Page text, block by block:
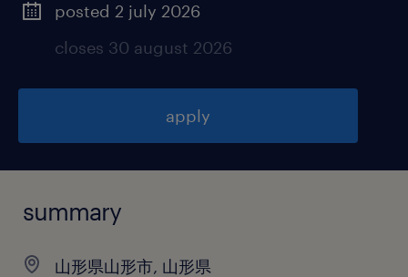
posted 2 july 2026
closes 30 august 2026
apply
summary
山形県山形市, 山形県